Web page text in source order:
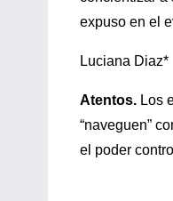
expuso en el
Luciana Diaz*
Atentos. Los
“naveguen”
el poder